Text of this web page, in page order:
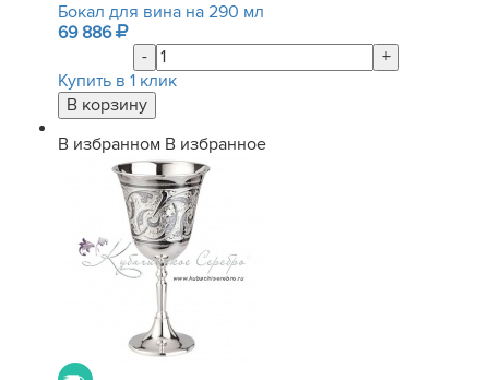
Бокал для вина на 290 мл
69 886
-
+
Купить в 1 клик
В избранном В избранное